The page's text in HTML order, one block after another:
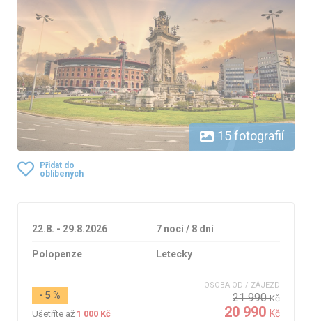
15 fotografií
Přidat do
oblíbených
22.8. - 29.8.2026 7 nocí / 8 dní
Polopenze Letecky
- 5 %
Ušetříte až 1 000 Kč
OSOBA OD / ZÁJEZD
21 990Kč
20 990 Kč